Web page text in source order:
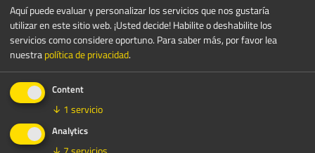
Aquí puede evaluar y personalizar los servicios que nos gustaría
utilizar en este sitio web. ¡Usted decide! Habilite o deshabilite los
servicios como considere oportuno.Para saber más, por favor lea
nuestrapolítica de privacidad.
Content
↓ 1 servicio
Analytics